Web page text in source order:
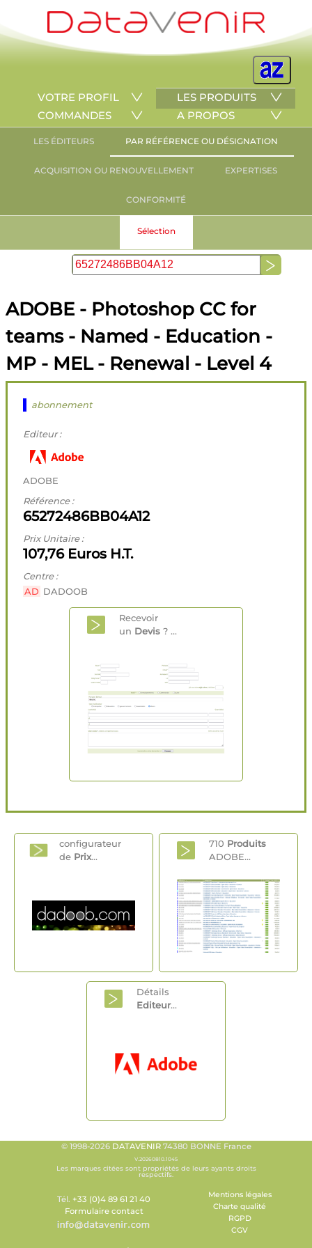
VOTRE PROFIL
LES PRODUITS
COMMANDES
A PROPOS
LES ÉDITEURS PAR RÉFÉRENCE OU DÉSIGNATION
ACQUISITION OU RENOUVELLEMENT EXPERTISES
CONFORMITÉ
Sélection
ADOBE - Photoshop CC for
teams - Named - Education -
MP - MEL - Renewal - Level 4
abonnement
Editeur :
ADOBE
Référence :
65272486BB04A12
Prix Unitaire :
107,76 Euros H.T.
Centre :
AD DADOOB
Recevoir
un Devis ? ...
configurateur
de Prix...
710 Produits
ADOBE...
Détails
Editeur...
© 1998-2026 DATAVENIR74380 BONNE France
V.20260810.1045
Les marques citées sont propriétés de leurs ayants droits
respectifs.
Tél. +33 (0)4 89 61 21 40
Formulaire contact
Mentions légales
Charte qualité
RGPD
CGV